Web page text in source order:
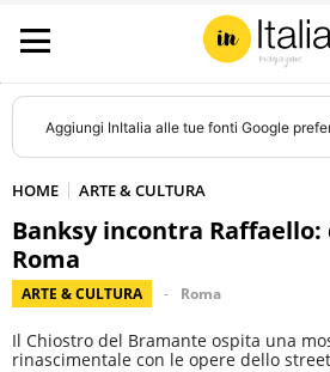
DI
Aggiungi InItalia alle tue fonti Google
HOME ARTE & CULTURA
Banksy incontra
Roma
ARTE & CULTURA Roma
Il Chiostro del Bramante ospita una
rinascimentale con le opere dello